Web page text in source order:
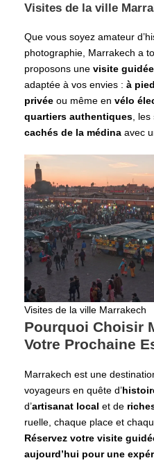
Visites de la ville
Que vous soyez amateur
photographie, Marrakech a
proposons une visite
adaptée à vos envies : à pied
privée ou même en vélo
quartiers authentiques , les
cachés de la médina avec
Visites de la ville Marrakech
Pourquoi Choisir
Votre Prochaine
Marrakech est une
voyageurs en quête d’
d’artisanat local et de
ruelle, chaque place et
Réservez votre visite
aujourd’hui pour une